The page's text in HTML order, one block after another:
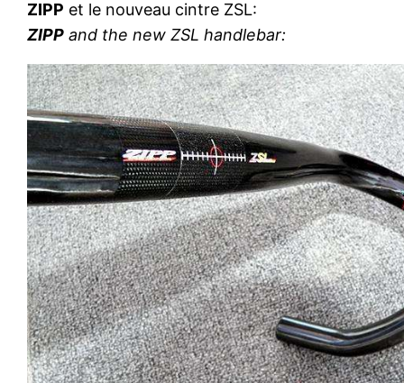
ZIPP et le nouveau cintre ZSL:
ZIPP and the new ZSL handlebar: